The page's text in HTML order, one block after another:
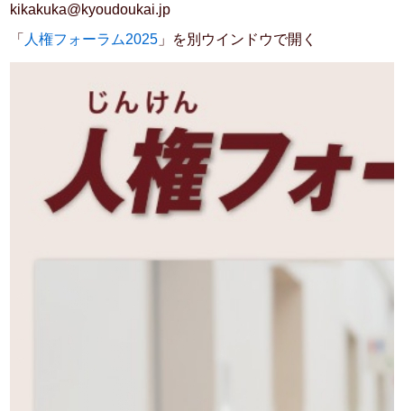
kikakuka@kyoudoukai.jp
「 人権フォーラム2025 」を別ウインドウで開く